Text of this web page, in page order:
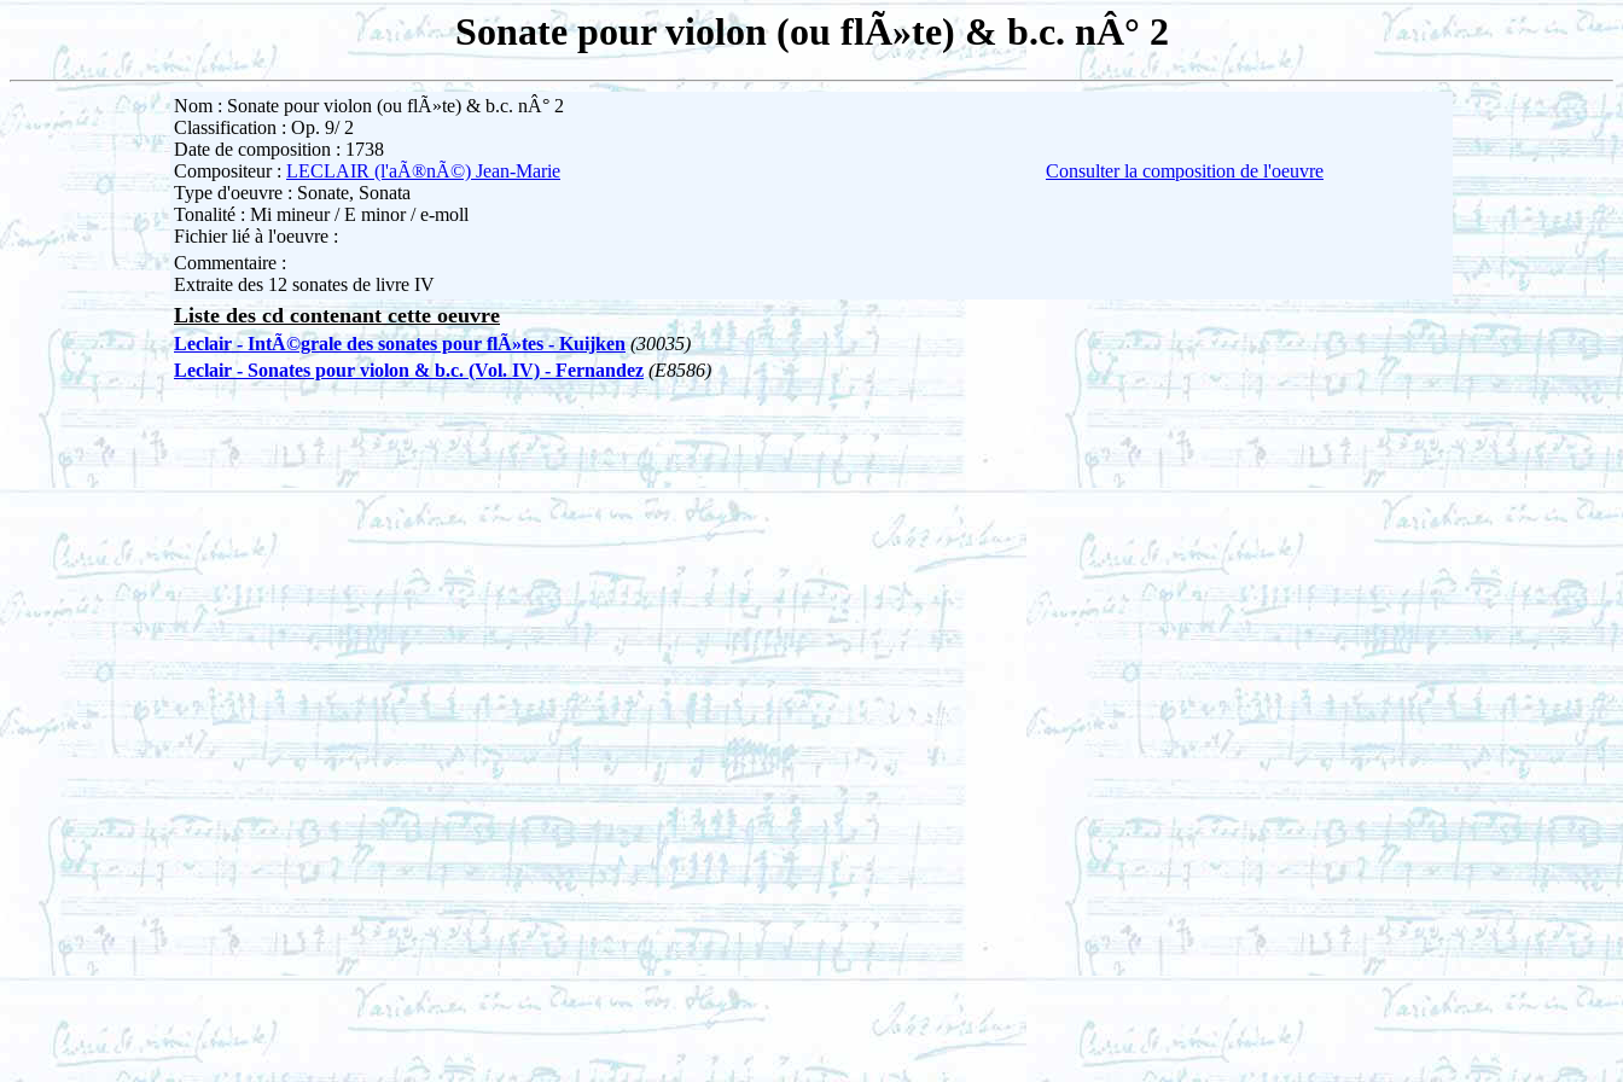
Sonate pour violon (ou flÃ»te) & b.c. nÂ° 2
Nom : Sonate pour violon (ou flÃ»te) & b.c. nÂ° 2
Classification : Op. 9/ 2
Date de composition : 1738
Compositeur : LECLAIR (l'aÃ®nÃ©) Jean-Marie
Type d'oeuvre : Sonate, Sonata
Tonalité : Mi mineur / E minor / e-moll
Fichier lié à l'oeuvre :
Consulter la composition de l'oeuvre
Commentaire :
Extraite des 12 sonates de livre IV
Liste des cd contenant cette oeuvre
Leclair - IntÃ©grale des sonates pour flÃ»tes - Kuijken (30035)
Leclair - Sonates pour violon & b.c. (Vol. IV) - Fernandez (E8586)